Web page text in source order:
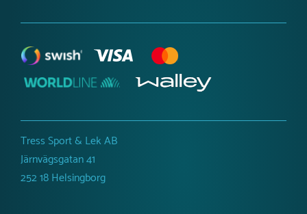
för att kunna leverera en utvald produkt såsnabbt som
Du får en uppskattad
leverans när du är i kontakt med oss.
Tress Sport & Lek AB
Järnvägsgatan 41
252 18 Helsingborg